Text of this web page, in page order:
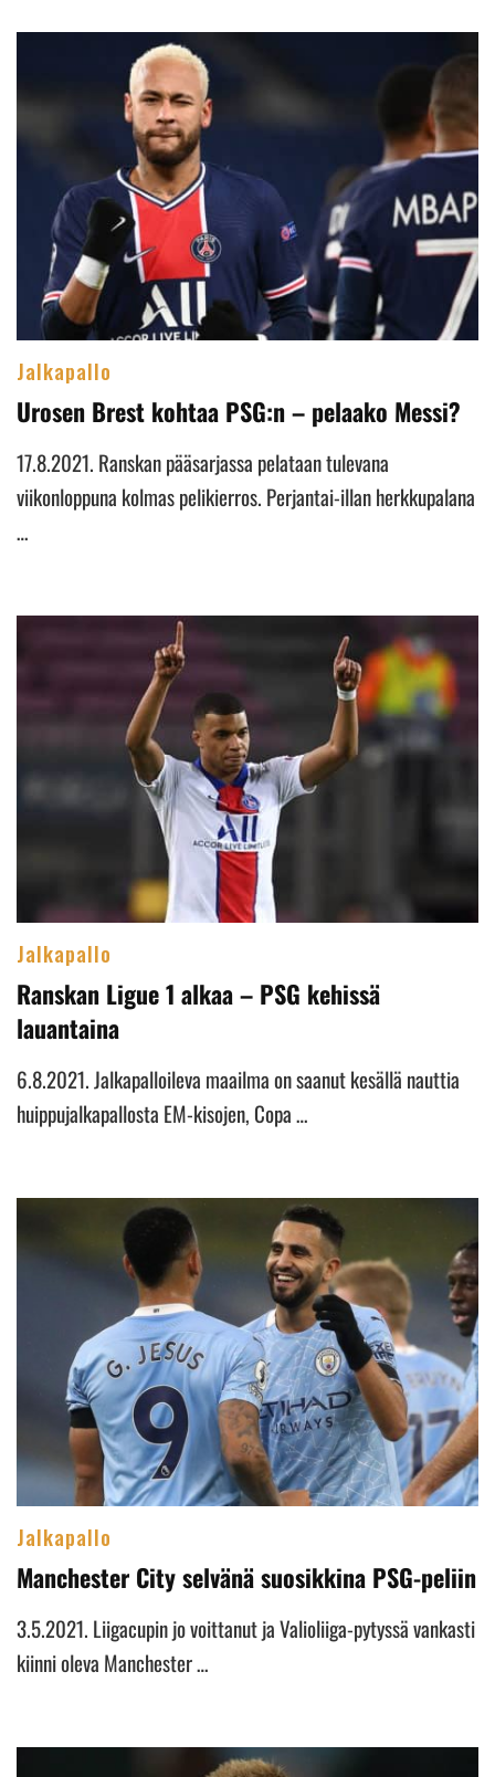
Jalkapallo
Urosen Brest kohtaa PSG:n – pelaako Messi?
17.8.2021. Ranskan pääsarjassa pelataan tulevana
viikonloppuna kolmas pelikierros. Perjantai-illan herkkupalana
…
Jalkapallo
Ranskan Ligue 1 alkaa – PSG kehissä
lauantaina
6.8.2021. Jalkapalloileva maailma on saanut kesällä nauttia
huippujalkapallosta EM-kisojen, Copa …
Jalkapallo
Manchester City selvänä suosikkina PSG-peliin
3.5.2021. Liigacupin jo voittanut ja Valioliiga-pytyssä vankasti
kiinni oleva Manchester …